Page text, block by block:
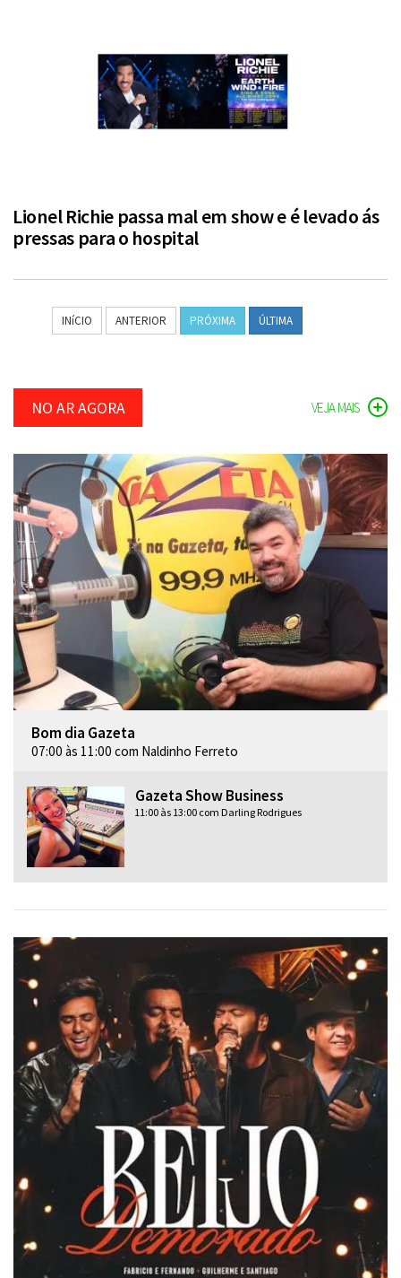
Lionel Richie passa mal em show e é levado ás
pressas para o hospital
INíCIO ANTERIOR PRÓXIMA ÚLTIMA
NO AR AGORA VEJA MAIS
Bom dia Gazeta
07:00 às 11:00 com Naldinho Ferreto
Gazeta Show Business
11:00 às 13:00 com Darling Rodrigues